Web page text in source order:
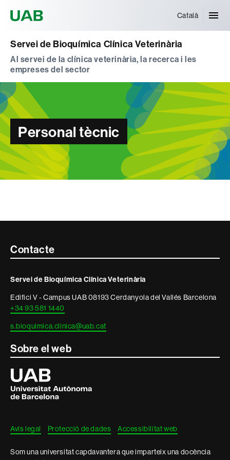
Català
Servei de Bioquímica Clínica Veterinària
Al servei de la clínica veterinària, la recerca i les
empreses del sector
Personal tècnic
Contacte
informació
legal
Contacte
Servei de Bioquímica Clínica Veterinària
Edifici V - Campus UAB 08193 Cerdanyola del Vallés Barcelona
+34 93 581 1440
s.bioquimica.clinica@uab.cat
Sobre el web
Universitat
Autònoma
de
Barcelona
Avís legal Protecció de dades Accessibilitat web
Som una universitat capdavantera que imparteix una docència